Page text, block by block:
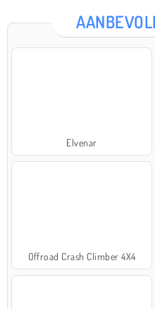
Elvenar
Offroad Crash Climber 4X4